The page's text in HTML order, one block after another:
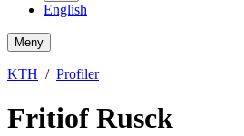
English
Meny
KTH Profiler
Fritiof Rusck